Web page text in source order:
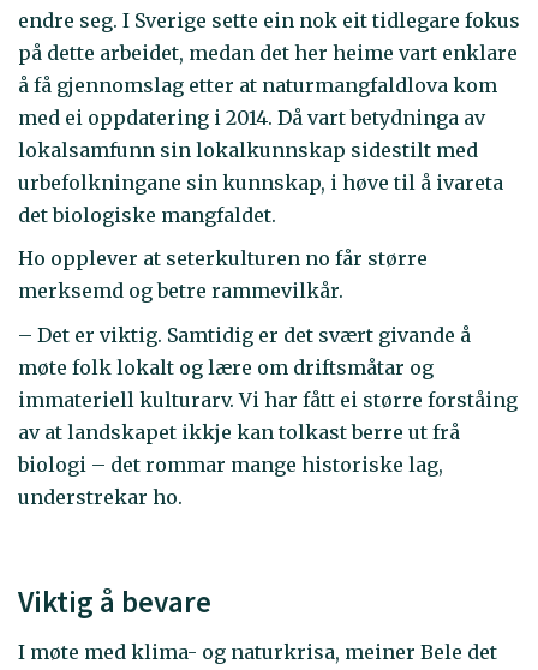
endre seg. I Sverige sette ein nok eit tidlegare fokus
på dette arbeidet, medan det her heime vart enklare
å få gjennomslag etter at naturmangfaldlova kom
med ei oppdatering i 2014. Då vart betydninga av
lokalsamfunn sin lokalkunnskap sidestilt med
urbefolkningane sin kunnskap, i høve til å ivareta
det biologiske mangfaldet.
Ho opplever at seterkulturen no får større
merksemd og betre rammevilkår.
– Det er viktig. Samtidig er det svært givande å
møte folk lokalt og lære om driftsmåtar og
immateriell kulturarv. Vi har fått ei større forståing
av at landskapet ikkje kan tolkast berre ut frå
biologi – det rommar mange historiske lag,
understrekar ho.
Viktig å bevare
I møte med klima- og naturkrisa, meiner Bele det